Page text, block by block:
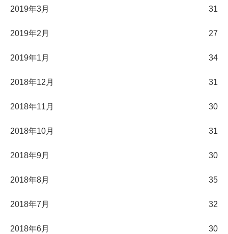
2019年3月 31
2019年2月 27
2019年1月 34
2018年12月 31
2018年11月 30
2018年10月 31
2018年9月 30
2018年8月 35
2018年7月 32
2018年6月 30